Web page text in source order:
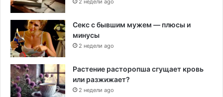
2 недели ago
Секс с бывшим мужем — плюсы и
минусы
2 недели ago
Растение расторопша сгущает кровь
или разжижает?
2 недели ago